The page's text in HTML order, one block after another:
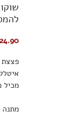
פצצת
מכיל
מתנה